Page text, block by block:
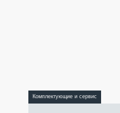
Комплектующие и сервис